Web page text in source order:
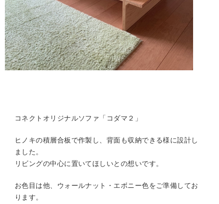
コネクトオリジナルソファ「コダマ２」
ヒノキの積層合板で作製し、背面も収納できる様に設計し
ました。
リビングの中心に置いてほしいとの想いです。
お色目は他、ウォールナット・エボニー色をご準備してお
ります。